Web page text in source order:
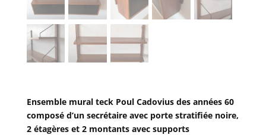
Ensemble mural teck Poul Cadovius des années 60
composé d’un secrétaire avec porte stratifiée noire,
2 étagères et 2 montants avec supports